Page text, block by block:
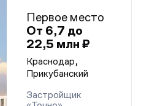
Первое место
От 6,7 до
22,5 млн ₽
Краснодар,
Прикубанский
Застройщик